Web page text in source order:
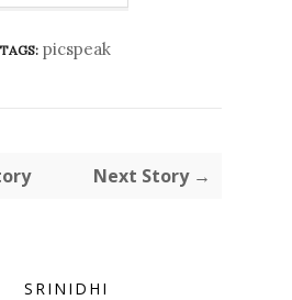
TAGS: picspeak
Next Story →
SRINIDHI